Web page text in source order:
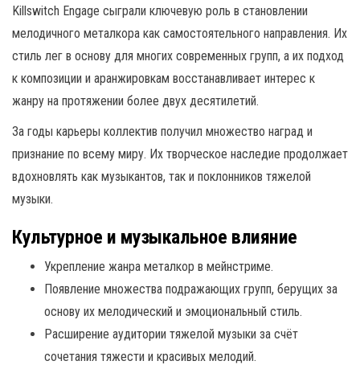
Killswitch Engage сыграли ключевую роль в становлении
мелодичного металкора как самостоятельного направления. Их
стиль лег в основу для многих современных групп, а их подход
к композиции и аранжировкам восстанавливает интерес к
жанру на протяжении более двух десятилетий.
За годы карьеры коллектив получил множество наград и
признание по всему миру. Их творческое наследие продолжает
вдохновлять как музыкантов, так и поклонников тяжелой
музыки.
Культурное и музыкальное влияние
Укрепление жанра металкор в мейнстриме.
Появление множества подражающих групп, берущих за
основу их мелодический и эмоциональный стиль.
Расширение аудитории тяжелой музыки за счёт
сочетания тяжести и красивых мелодий.